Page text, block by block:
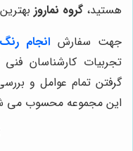
هستید، گروه نماروز
جهت سفارش انجام
تجربیات کارشناسان فنی
گرفتن تمام عوامل و
این مجموعه محسوب می